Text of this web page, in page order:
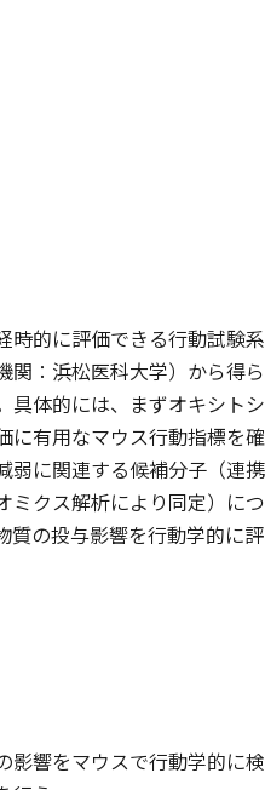
時的に評価できる行動試験系
関：浜松医科大学）から得ら
具体的には、まずオキシトシ
に有用なマウス行動指標を確
弱に関連する候補分子（連携
ミクス解析により同定）につ
質の投与影響を行動学的に評
影響をマウスで行動学的に検